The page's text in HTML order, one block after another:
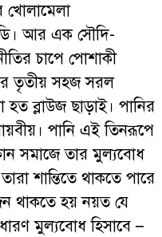
খোলামেলা
আর এক সৌদি-
চাপে পোশাকী
তৃতীয় সহজ সরল
হত ব্লাউজ ছাড়াই। পানির
পানি এই তিনরূপে
সমাজে তার মুল্যবোধ
শান্তিতে থাকতে পারে
থাকতে হয় নয়ত যে
মুল্যবোধ হিসাবে –